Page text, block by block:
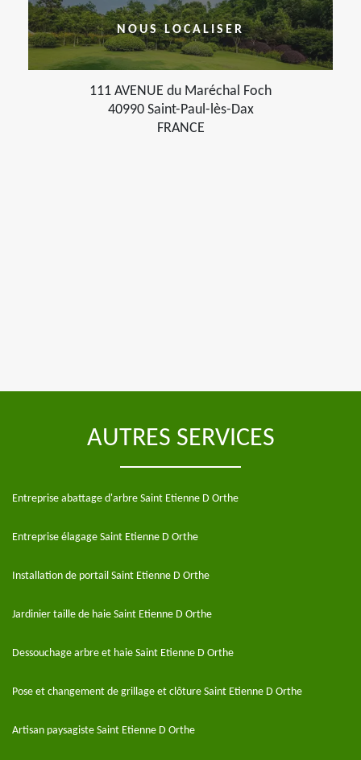
NOUS LOCALISER
111 AVENUE du Maréchal Foch
40990 Saint-Paul-lès-Dax
FRANCE
AUTRES SERVICES
Entreprise abattage d'arbre Saint Etienne D Orthe
Entreprise élagage Saint Etienne D Orthe
Installation de portail Saint Etienne D Orthe
Jardinier taille de haie Saint Etienne D Orthe
Dessouchage arbre et haie Saint Etienne D Orthe
Pose et changement de grillage et clôture Saint Etienne D Orthe
Artisan paysagiste Saint Etienne D Orthe